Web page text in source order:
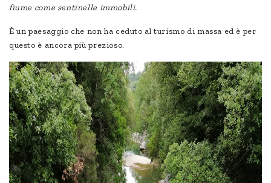
fiume come sentinelle immobili.
È un paesaggio che non ha ceduto al turismo di massa ed è per
questo è ancora più prezioso.